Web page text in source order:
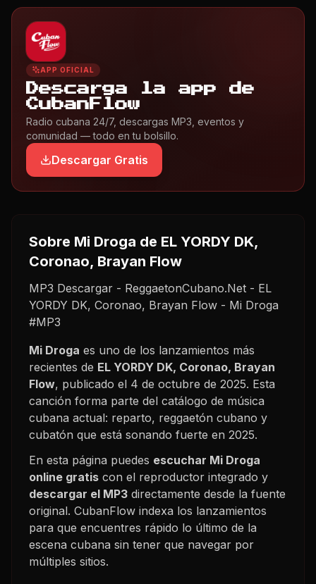
APP OFICIAL
Descarga la app de
CubanFlow
Radio cubana 24/7, descargas MP3, eventos y
comunidad — todo en tu bolsillo.
Descargar Gratis
Sobre Mi Droga de EL YORDY DK,
Coronao, Brayan Flow
MP3 Descargar - ReggaetonCubano.Net - EL
YORDY DK, Coronao, Brayan Flow - Mi Droga
#MP3
Mi Droga es uno de los lanzamientos más
recientes de EL YORDY DK, Coronao, Brayan
Flow, publicado el 4 de octubre de 2025. Esta
canción forma parte del catálogo de música
cubana actual: reparto, reggaetón cubano y
cubatón que está sonando fuerte en 2025.
En esta página puedes escuchar Mi Droga
online gratis con el reproductor integrado y
descargar el MP3 directamente desde la fuente
original. CubanFlow indexa los lanzamientos
para que encuentres rápido lo último de la
escena cubana sin tener que navegar por
múltiples sitios.